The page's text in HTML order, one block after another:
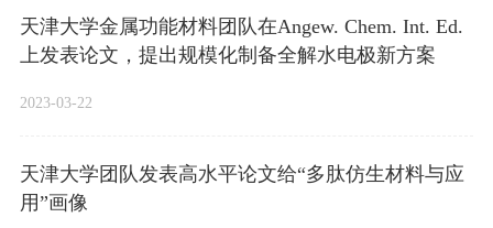
天津大学金属功能材料团队在Angew. Chem. Int. Ed.
上发表论文，提出规模化制备全解水电极新方案
2023-03-22
天津大学团队发表高水平论文给“多肽仿生材料与应
用”画像